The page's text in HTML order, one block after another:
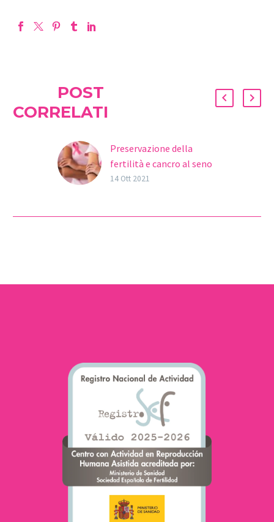
POST
CORRELATI
Preservazione della
fertilità e cancro al seno
#OTTOBREROSA Il
14 Ott 2021